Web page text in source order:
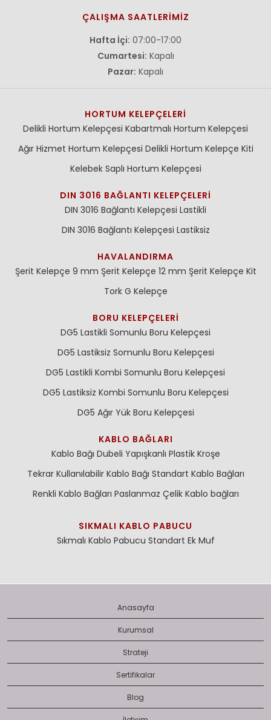
ÇALIŞMA SAATLERİMİZ
Hafta İçi: 07:00-17:00
Cumartesi: Kapalı
Pazar: Kapalı
HORTUM KELEPÇELERI
Delikli Hortum Kelepçesi Kabartmalı Hortum Kelepçesi
Ağır Hizmet Hortum Kelepçesi Delikli Hortum Kelepçe Kiti
Kelebek Saplı Hortum Kelepçesi
DIN 3016 BAĞLANTI KELEPÇELERI
DIN 3016 Bağlantı Kelepçesi Lastikli
DIN 3016 Bağlantı Kelepçesi Lastiksiz
HAVALANDIRMA
Şerit Kelepçe 9 mm Şerit Kelepçe 12 mm Şerit Kelepçe Kit
Tork G Kelepçe
BORU KELEPÇELERI
DG5 Lastikli Somunlu Boru Kelepçesi
DG5 Lastiksiz Somunlu Boru Kelepçesi
DG5 Lastikli Kombi Somunlu Boru Kelepçesi
DG5 Lastiksiz Kombi Somunlu Boru Kelepçesi
DG5 Ağır Yük Boru Kelepçesi
KABLO BAĞLARI
Kablo Bağı Dubeli Yapışkanlı Plastik Kroşe
Tekrar Kullanılabilir Kablo Bağı Standart Kablo Bağları
Renkli Kablo Bağları Paslanmaz Çelik Kablo bağları
SIKMALI KABLO PABUCU
Sıkmalı Kablo Pabucu Standart Ek Muf
Anasayfa
Kurumsal
Strateji
Sertifikalar
Blog